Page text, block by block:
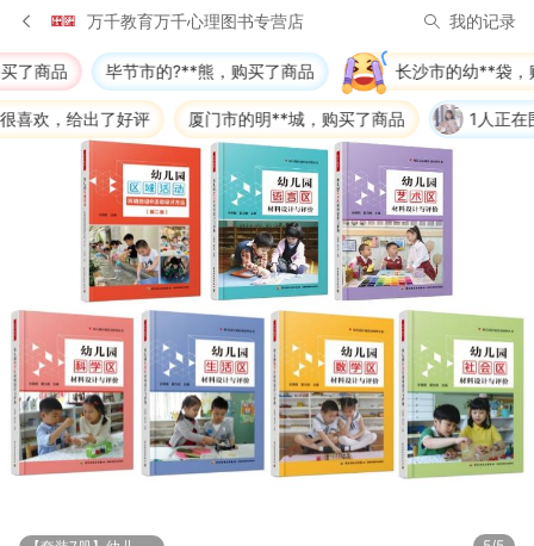
万千教育万千心理图书专营店 我的记录
市的?**熊，购买了商品
厦门市的明**城，购买了商品
长沙市的幼**袋，购买了商品
1人正在围观 青岛市